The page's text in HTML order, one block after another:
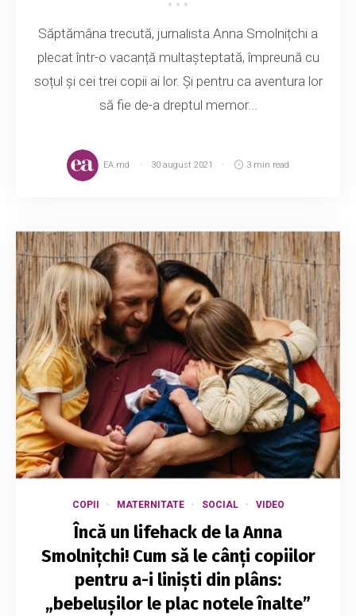
Săptămâna trecută, jurnalista Anna Smolnițchi a
plecat într-o vacanță multașteptată, împreună cu
soțul și cei trei copii ai lor. Și pentru ca aventura lor
să fie de-a dreptul memor...
EA.md 30 august 2021 3 min read
COPII MATERNITATE SOCIAL VIDEO
Încă un lifehack de la Anna
Smolnițchi! Cum să le cânți copiilor
pentru a-i liniști din plâns:
„bebelușilor le plac notele înalte”